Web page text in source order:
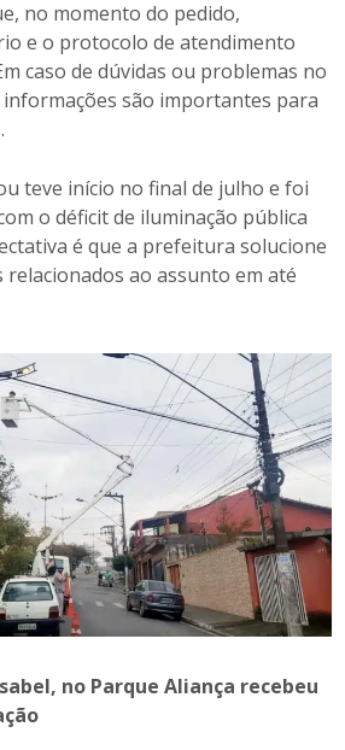
no momento do pedido,
e o protocolo de atendimento
caso de dúvidas ou problemas no
são importantes para
teve início no final de julho e foi
o déficit de iluminação pública
é que a prefeitura solucione
ao assunto em até
no Parque Aliança recebeu